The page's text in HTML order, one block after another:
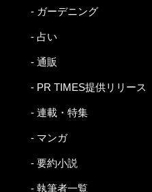
- ガーデニング
- 占い
- 通販
- PR TIMES提供リリース
- 連載・特集
- マンガ
- 要約小説
- 執筆者一覧